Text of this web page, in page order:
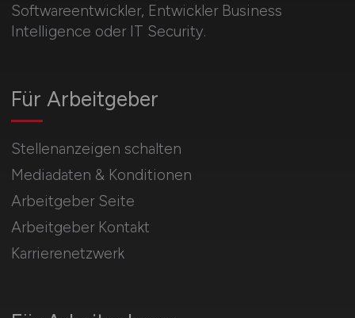
Softwareentwickler, Entwickler Business
Intelligence oder IT Security.
Für Arbeitgeber
Stellenanzeigen schalten
Mediadaten & Konditionen
Arbeitgeber Seite
Arbeitgeber Kontakt
Karrierenetzwerk